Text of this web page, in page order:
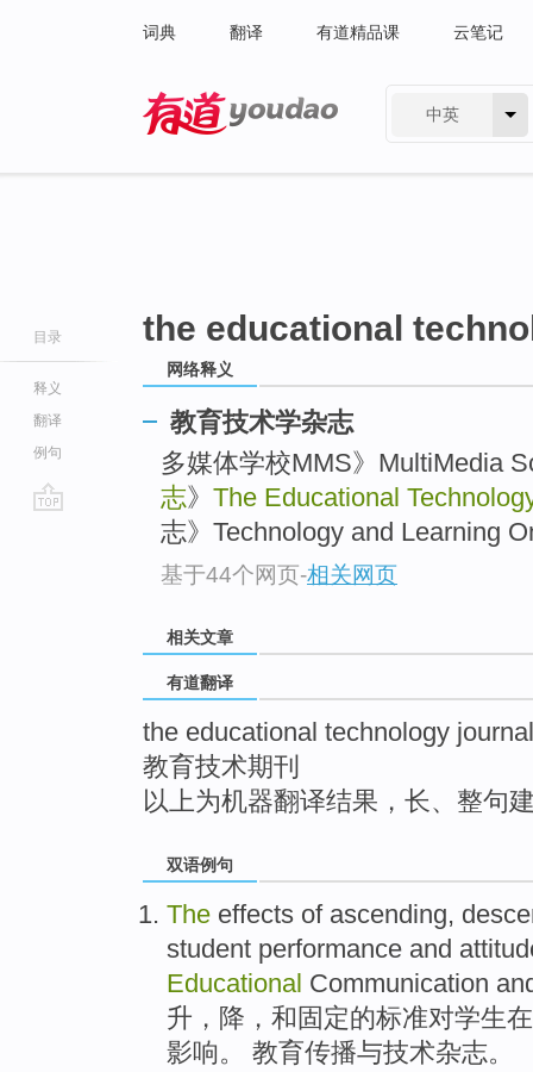
词典 翻译 有道精品课 云笔记
中英
目录
释义
翻译
例句
the educational
网络释义
教育技术学杂志
多媒体学校MMS》MultiMedia
志》 The Educational
志》Technology and Learning
基于44个网页-相关网页
相关文章
有道翻译
the educational technology journal
教育技术期刊
以上为机器翻译结果，长、整句
双语例句
The effects of ascending,
student performance and
Educational Communication
升 ， 降 ， 和 固定的标准对学生在
影响。 教育传播与技术杂志。